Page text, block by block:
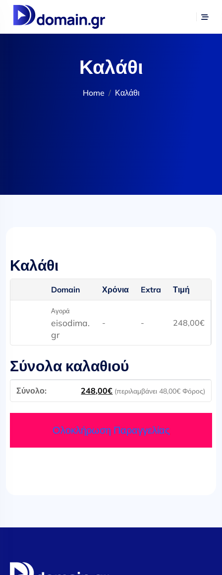
Καλάθι
Home Καλάθι
Καλάθι
Domain Χρόνια Extra Τιμή
Αγορά
eisodima.
gr
- - 248,00€
Σύνολα καλαθιού
248,00€ (περιλαμβάνει48,00€ Φόρος)
Ολοκλήρωση Παραγγελίας